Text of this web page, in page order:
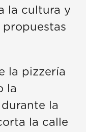
la cultura y
la pizzería
la
la
la calle